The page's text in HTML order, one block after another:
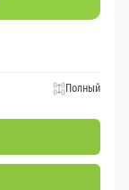
Полный